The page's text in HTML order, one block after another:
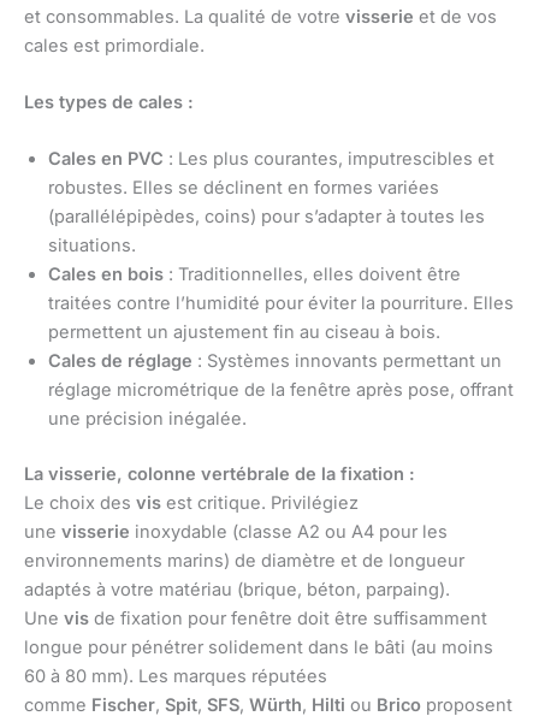
et consommables. La qualité de votre visserie et de vos
cales est primordiale.
Les types de cales :
Cales en PVC : Les plus courantes, imputrescibles et
robustes. Elles se déclinent en formes variées
(parallélépipèdes, coins) pour s’adapter à toutes les
situations.
Cales en bois : Traditionnelles, elles doivent être
traitées contre l’humidité pour éviter la pourriture. Elles
permettent un ajustement fin au ciseau à bois.
Cales de réglage : Systèmes innovants permettant un
réglage micrométrique de la fenêtre après pose, offrant
une précision inégalée.
La visserie, colonne vertébrale de la fixation :
Le choix des vis est critique. Privilégiez
une visserie inoxydable (classe A2 ou A4 pour les
environnements marins) de diamètre et de longueur
adaptés à votre matériau (brique, béton, parpaing).
Une vis de fixation pour fenêtre doit être suffisamment
longue pour pénétrer solidement dans le bâti (au moins
60 à 80 mm). Les marques réputées
comme Fischer, Spit, SFS, Würth, Hilti ou Brico proposent